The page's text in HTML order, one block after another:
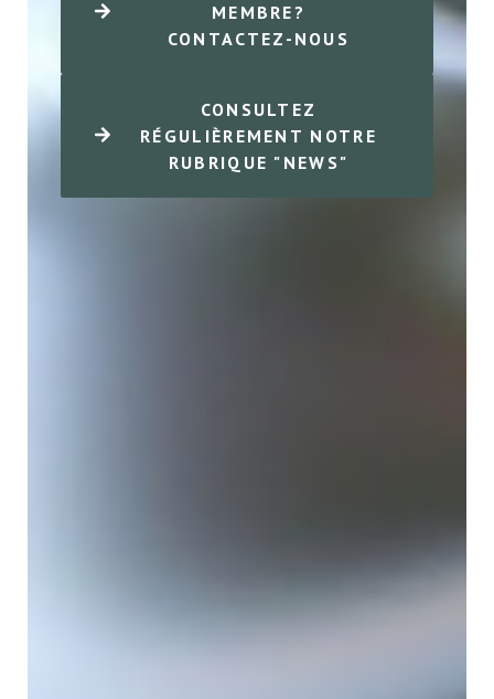
MEMBRE?
CONTACTEZ-NOUS
CONSULTEZ
RÉGULIÈREMENT NOTRE
RUBRIQUE "NEWS"